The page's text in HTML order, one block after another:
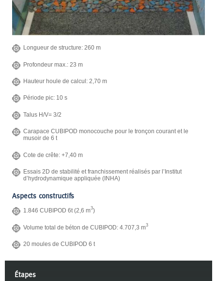
Longueur de structure: 260 m
Profondeur max.: 23 m
Hauteur houle de calcul: 2,70 m
Période pic: 10 s
Talus H/V= 3/2
Carapace CUBIPOD monocouche pour le tronçon courant et le
musoir de 6 t
Cote de crête: +7,40 m
Essais 2D de stabilité et franchissement réalisés par l’Institut
d’hydrodynamique appliquée (INHA)
Aspects constructifs
1.846 CUBIPOD 6t (2,6 m3)
Volume total de béton de CUBIPOD: 4.707,3 m3
20 moules de CUBIPOD 6 t
Étapes